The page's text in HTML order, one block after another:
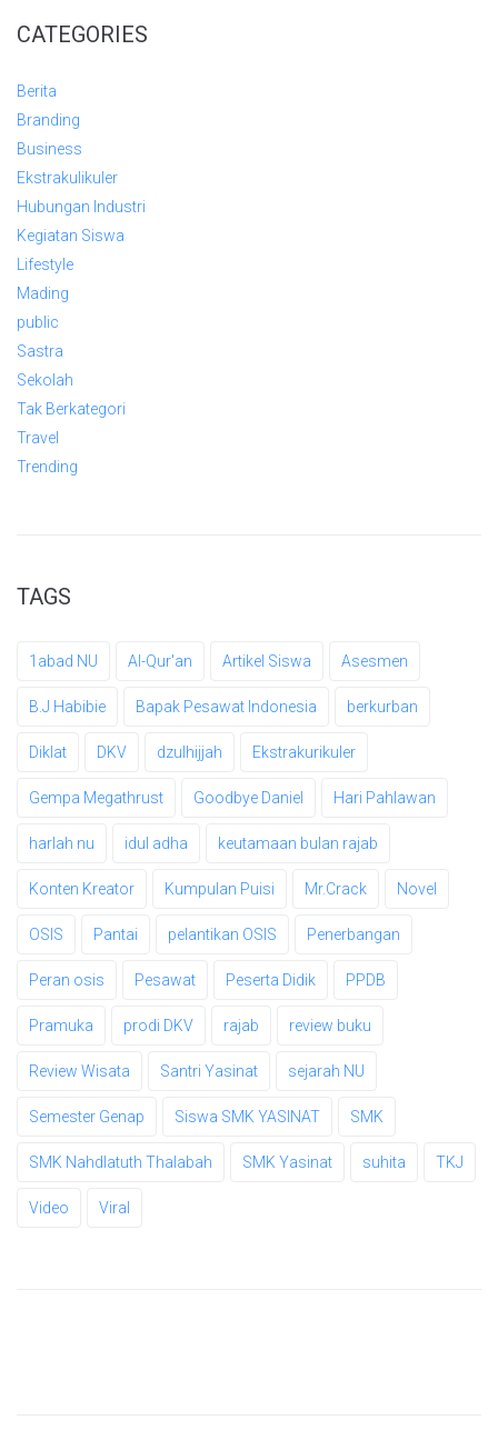
CATEGORIES
Berita
Branding
Business
Ekstrakulikuler
Hubungan Industri
Kegiatan Siswa
Lifestyle
Mading
public
Sastra
Sekolah
Tak Berkategori
Travel
Trending
TAGS
1abad NU Al-Qur'an Artikel Siswa Asesmen
B.J Habibie Bapak Pesawat Indonesia berkurban
Diklat DKV dzulhijjah Ekstrakurikuler
Gempa Megathrust Goodbye Daniel Hari Pahlawan
harlah nu idul adha keutamaan bulan rajab
Konten Kreator Kumpulan Puisi Mr.Crack Novel
OSIS Pantai pelantikan OSIS Penerbangan
Peran osis Pesawat Peserta Didik PPDB
Pramuka prodi DKV rajab review buku
Review Wisata Santri Yasinat sejarah NU
Semester Genap Siswa SMK YASINAT SMK
SMK Nahdlatuth Thalabah SMK Yasinat suhita TKJ
Video Viral